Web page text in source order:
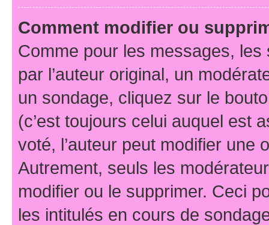
Comment modifier ou
Comme pour les messages,
par l’auteur original, un
un sondage, cliquez sur le
(c’est toujours celui auquel est
voté, l’auteur peut modifier une
Autrement, seuls les
modifier ou le supprimer. Ceci
les intitulés en cours de